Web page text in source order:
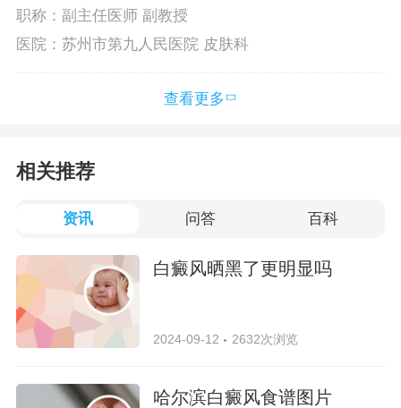
职称：副主任医师 副教授
医院：苏州市第九人民医院 皮肤科
查看更多
相关推荐
资讯 问答 百科
白癜风晒黑了更明显吗
2024-09-12 2632次浏览
哈尔滨白癜风食谱图片